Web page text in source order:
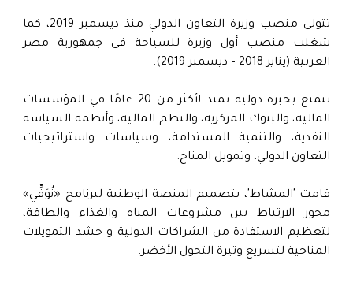
تتولى منصب وزيرة التعاون الدولي منذ ديسمبر 2019، كما
شغلت منصب أول وزيرة للسياحة في جمهورية مصر
العربية (يناير 2018 – ديسمبر 2019).
تتمتع بخبرة دولية تمتد لأكثر من 20 عامًا في المؤسسات
المالية، والبنوك المركزية، والنظم المالية، وأنظمة السياسة
النقدية، والتنمية المستدامة، وسياسات واستراتيجيات
التعاون الدولي، وتمويل المناخ.
قامت 'المشاط'، بتصميم المنصة الوطنية لبرنامج «نُوَفِّي»
محور الارتباط بين مشروعات المياه والغذاء والطاقة،
لتعظيم الاستفادة من الشراكات الدولية و حشد التمويلات
المناخية لتسريع وتيرة التحول الأخضر.